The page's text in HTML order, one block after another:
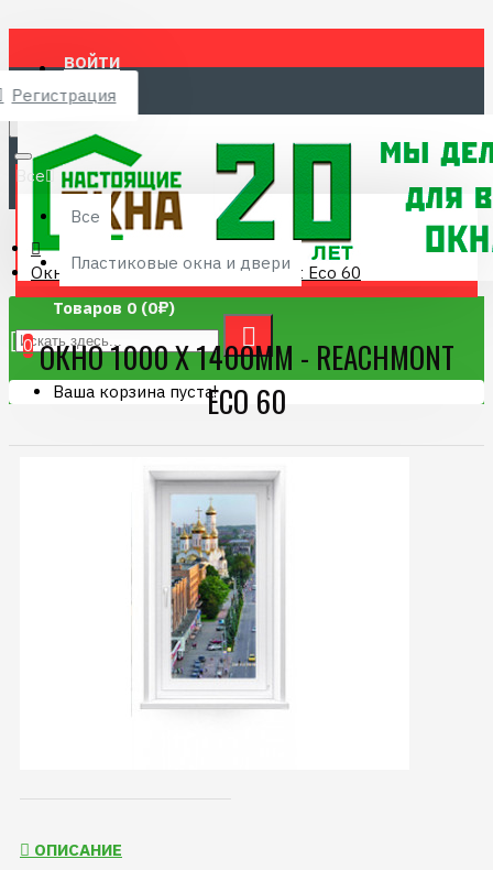
ВОЙТИ
Регистрация
8 (4832) 68-12-21
Товаров 0 (0₽)
0
Ваша корзина пуста!
Все
Все
Пластиковые окна и двери
Окно 1000 х 1400мм - Reachmont Eco 60
ОКНО 1000 Х 1400ММ - REACHMONT
ECO 60
ОПИСАНИЕ